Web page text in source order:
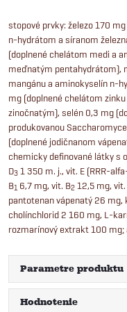
stopové prvky: železo 170
n-hydrátom a síranom
(doplnené chelátom medi a
meďnatým pentahydrátom),
mangánu a aminokyselín n-
mg (doplnené chelátom
zinočnatým), selén 0,3 mg
produkovanou
(doplnené jodičnanom
chemicky definované látky s
D3 1 350 m. j., vit. E (RRR-
B1 6,7 mg, vit. B2 12,5 mg, vit.
pantotenan vápenatý 26 mg,
cholínchlorid 2 160 mg, L-
rozmarínový extrakt 100 mg;
Parametre produktu
Hodnotenie